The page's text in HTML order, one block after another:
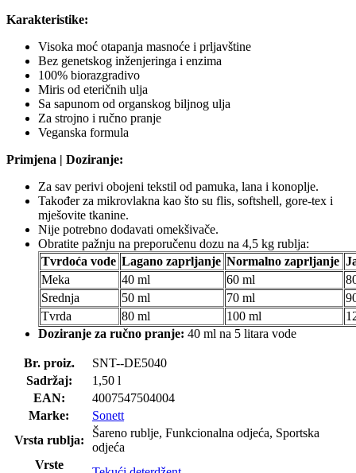
Karakteristike:
Visoka moć otapanja masnoće i prljavštine
Bez genetskog inženjeringa i enzima
100% biorazgradivo
Miris od eteričnih ulja
Sa sapunom od organskog biljnog ulja
Za strojno i ručno pranje
Veganska formula
Primjena | Doziranje:
Za sav perivi obojeni tekstil od pamuka, lana i konoplje.
Također za mikrovlakna kao što su flis, softshell, gore-tex i
mješovite tkanine.
Nije potrebno dodavati omekšivače.
Obratite pažnju na preporučenu dozu na 4,5 kg rublja:
Tvrdoća vode Lagano zaprljanje Normalno zaprljanje
Meka
40 ml 60 ml
Srednja
50 ml 70 ml
Tvrda
80 ml 100 ml
Doziranje za ručno pranje: 40 ml na 5 litara vode
Br. proiz.
SNT--DE5040
Sadržaj:
1,50 l
EAN:
4007547504004
Marke:
Sonett
Vrsta rublja:
Šareno rublje, Funkcionalna odjeća, Sportska
odjeća
Vrste